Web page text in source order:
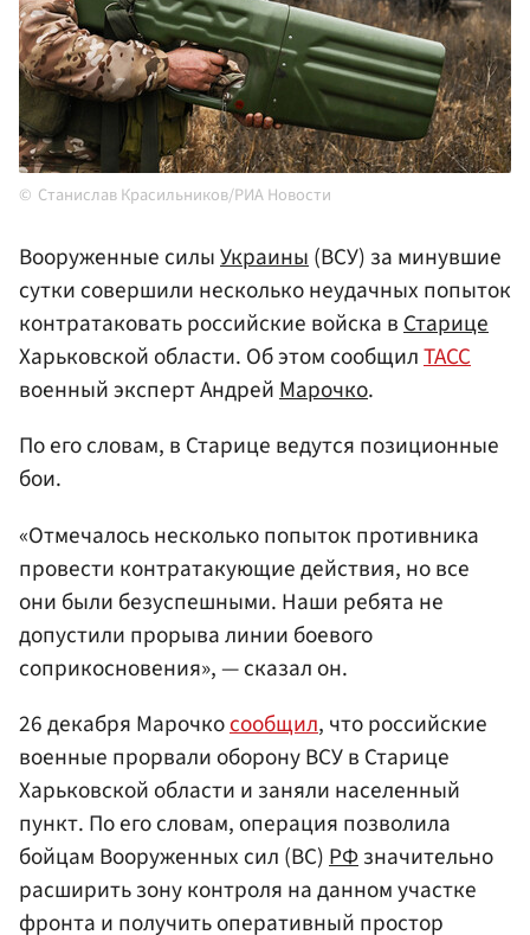
Станислав Красильников/РИА Новости
Вооруженные силыУкраины(ВСУ) за минувшие
сутки совершили несколько неудачных попыток
контратаковать российские войска вСтарице
Харьковской области. Об этом сообщилТАСС
военный эксперт АндрейМарочко.
По его словам, в Старице ведутся позиционные
бои.
«Отмечалось несколько попыток противника
провести контратакующие действия, но все
они были безуспешными. Наши ребята не
допустили прорыва линии боевого
соприкосновения», — сказал он.
26 декабря Марочкосообщил, что российские
военные прорвали оборону ВСУ в Старице
Харьковской области и заняли населенный
пункт. По его словам, операция позволила
бойцам Вооруженных сил (ВС)РФзначительно
расширить зону контроля на данном участке
фронта и получить оперативный простор